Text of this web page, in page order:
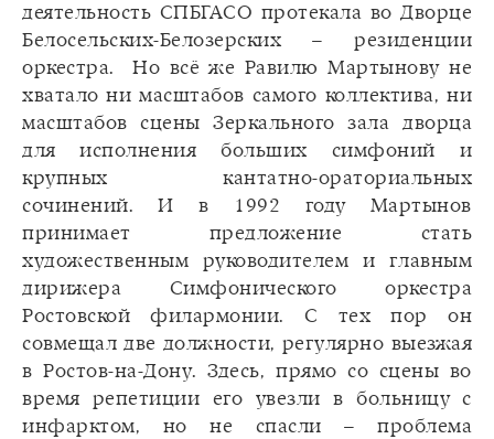
деятельность СПБГАСО протекала во Дворце
Белосельских-Белозерских – резиденции
оркестра. Но всё же Равилю Мартынову не
хватало ни масштабов самого коллектива, ни
масштабов сцены Зеркального зала дворца
для исполнения больших симфоний и
крупных кантатно-ораториальных
сочинений. И в 1992 году Мартынов
принимает предложение стать
художественным руководителем и главным
дирижера Симфонического оркестра
Ростовской филармонии. С тех пор он
совмещал две должности, регулярно выезжая
в Ростов-на-Дону. Здесь, прямо со сцены во
время репетиции его увезли в больницу с
инфарктом, но не спасли – проблема